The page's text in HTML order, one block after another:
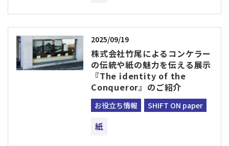
2025/09/19
株式会社竹尾によるコンケラー
の伝統や紙の魅力を伝える展示
『The identity of the
Conqueror』のご紹介
お役立ち情報 SHIFT ON paper
紙